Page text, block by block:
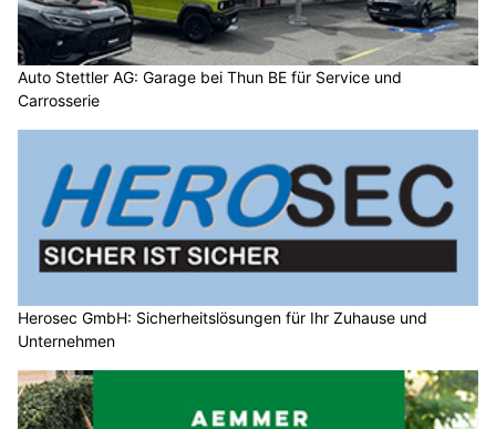
Auto Stettler AG: Garage bei Thun BE für Service und
Carrosserie
Herosec GmbH: Sicherheitslösungen für Ihr Zuhause und
Unternehmen